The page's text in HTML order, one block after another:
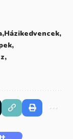
Házikedvencek